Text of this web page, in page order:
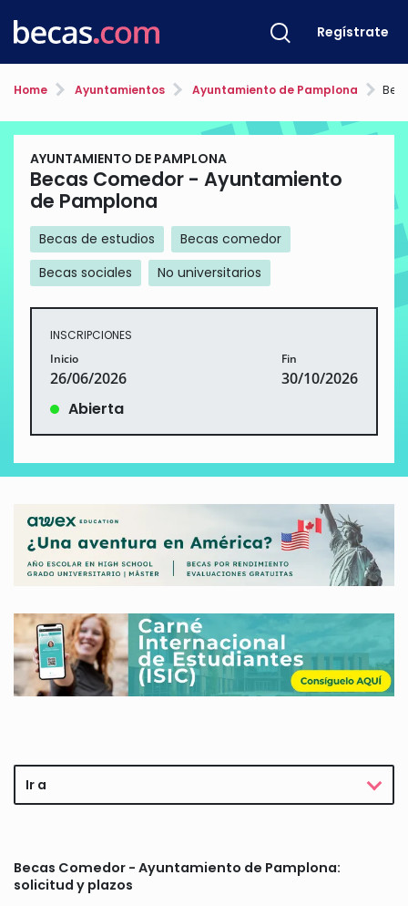
Regístrate
Home Ayuntamientos Ayuntamiento de Pamplona
AYUNTAMIENTO DE PAMPLONA
Becas Comedor - Ayuntamiento
de Pamplona
Becas de estudios
Becas comedor
Becas sociales
No universitarios
INSCRIPCIONES
Inicio
26/06/2026
Fin
30/10/2026
Abierta
Ir a
Becas Comedor - Ayuntamiento de Pamplona:
solicitud y plazos